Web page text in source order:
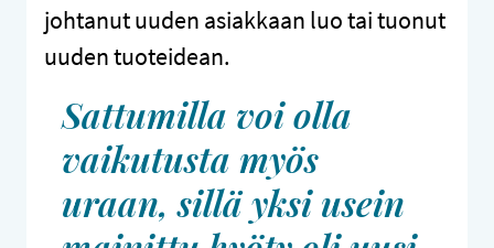
johtanut uuden asiakkaan luo tai tuonut
uuden tuoteidean.
Sattumilla voi olla
vaikutusta myös
uraan, sillä yksi usein